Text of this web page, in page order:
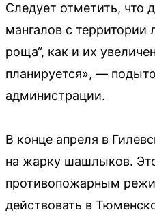
Следует отметить, что
мангалов с территории
роща“, как и их
планируется», —
администрации.
В конце апреля в
на жарку шашлыков.
противопожарным
действовать в